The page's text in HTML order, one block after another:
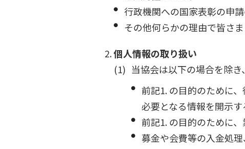
行政機関への国家表彰の申請
その他何らかの理由で皆さ
個人情報の取り扱い
当協会は以下の場合を除き
前記1. の目的のために
必要となる情報を開示す
前記1. の目的のために
募金や会費等の入金処